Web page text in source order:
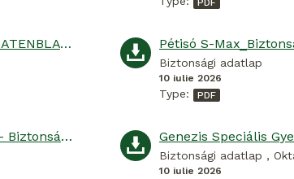
Pétisó S-Max_SICHERHEITSDATENBLATT Pétisó S-
Biztonsági adatlap
10 iulie 2026
Type:
Genezis Speciális Őszi Gyep – Biztonsági adatlap
Biztonsági adatlap ,
10 iulie 2026